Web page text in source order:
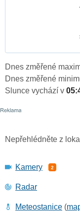
Dnes změřené
Dnes změřené
Slunce vychází v
Nepřehlédněte z
Kamery 2
Radar
Meteostanice (